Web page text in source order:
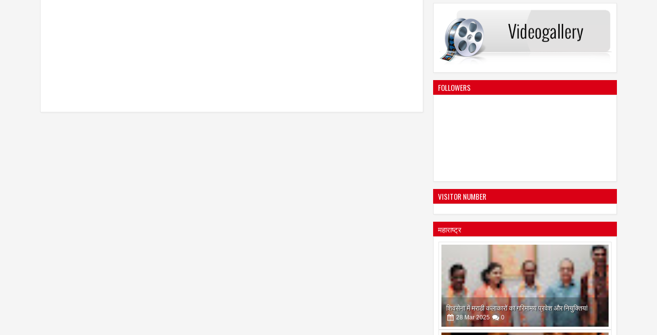
FOLLOWERS
VISITOR NUMBER
महाराष्ट्र
शिवसेना में मराठी कलाकारों का गरिमामय प्रवेश और नियुक्तियां
28 Mar 2025 0